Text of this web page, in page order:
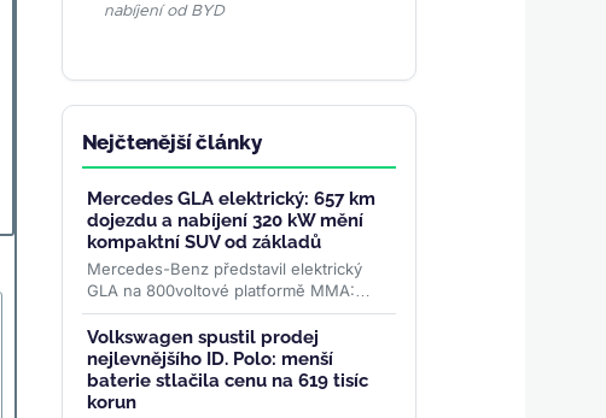
nabíjení od BYD
Nejčtenější články
Mercedes GLA elektrický: 657 km
dojezdu a nabíjení 320 kW mění
kompaktní SUV od základů
Mercedes-Benz představil elektrický
GLA na 800voltové platformě MMA:
dojezd až 657 km WLTP, nabíjení
výkonem 320 kW a plnění na 80 % za
22...>>
Volkswagen spustil prodej
nejlevnějšího ID. Polo: menší
baterie stlačila cenu na 619 tisíc
korun